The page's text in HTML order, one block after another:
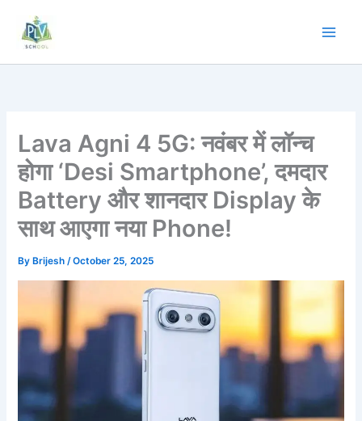
content
Lava Agni 4 5G: नवंबर में लॉन्च
होगा ‘Desi Smartphone’, दमदार
Battery और शानदार Display के
साथ आएगा नया Phone!
By Brijesh/October 25, 2025